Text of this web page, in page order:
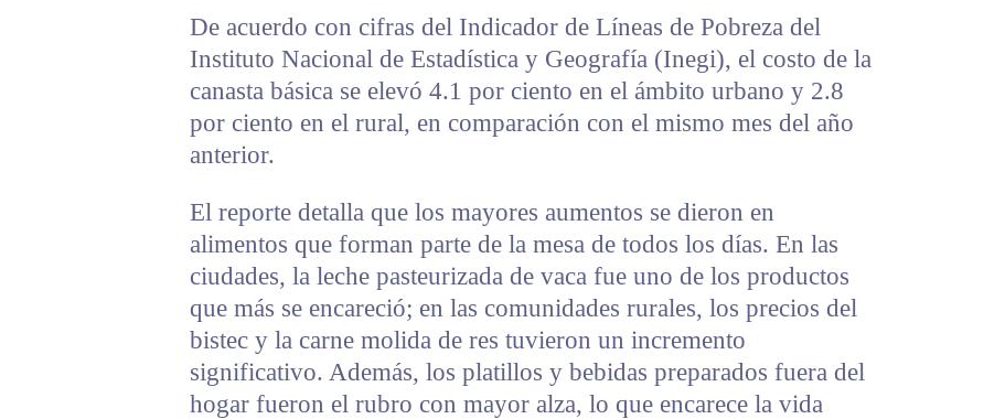
De acuerdo con cifras del Indicador de Líneas de Pobreza del
Instituto Nacional de Estadística y Geografía (Inegi), el costo de la
canasta básica se elevó 4.1 por ciento en el ámbito urbano y 2.8
por ciento en el rural, en comparación con el mismo mes del año
anterior.
El reporte detalla que los mayores aumentos se dieron en
alimentos que forman parte de la mesa de todos los días. En las
ciudades, la leche pasteurizada de vaca fue uno de los productos
que más se encareció; en las comunidades rurales, los precios del
bistec y la carne molida de res tuvieron un incremento
significativo. Además, los platillos y bebidas preparados fuera del
hogar fueron el rubro con mayor alza, lo que encarece la vida